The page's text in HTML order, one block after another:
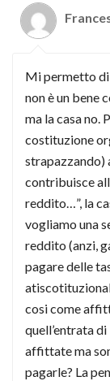
Mi permetto di
non è un bene
ma la casa no.
costituzione
strapazzando)
contribuisce
reddito…”, la
vogliamo una
reddito (anzi,
pagare delle
cosi come
quell’entrata
affittate ma
pagarle? La